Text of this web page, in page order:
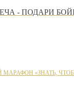
- ПОДАРИ
«ЗНАТЬ,